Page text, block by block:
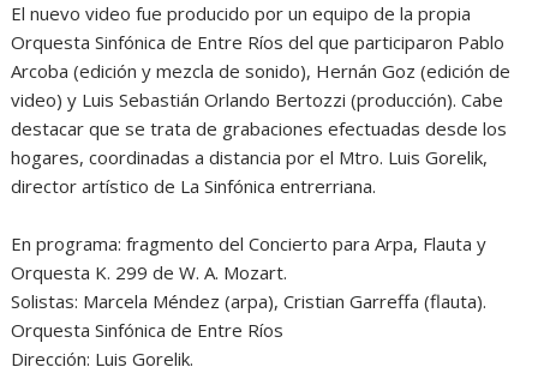
El nuevo video fue producido por un equipo de la propia
Orquesta Sinfónica de Entre Ríos del que participaron Pablo
Arcoba (edición y mezcla de sonido), Hernán Goz (edición de
video) y Luis Sebastián Orlando Bertozzi (producción). Cabe
destacar que se trata de grabaciones efectuadas desde los
hogares, coordinadas a distancia por el Mtro. Luis Gorelik,
director artístico de La Sinfónica entrerriana.
En programa: fragmento del Concierto para Arpa, Flauta y
Orquesta K. 299 de W. A. Mozart.
Solistas: Marcela Méndez (arpa), Cristian Garreffa (flauta).
Orquesta Sinfónica de Entre Ríos
Dirección: Luis Gorelik.